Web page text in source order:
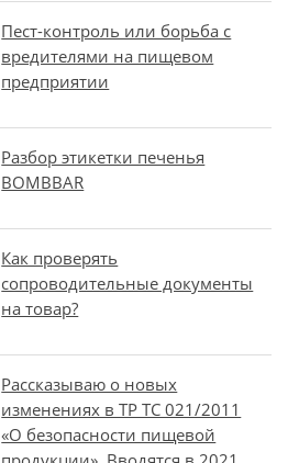
Пест-контроль или борьба с
вредителями на пищевом
предприятии
Разбор этикетки печенья
BOMBBAR
Как проверять
сопроводительные документы
на товар?
Рассказываю о новых
изменениях в ТР ТС 021/2011
«О безопасности пищевой